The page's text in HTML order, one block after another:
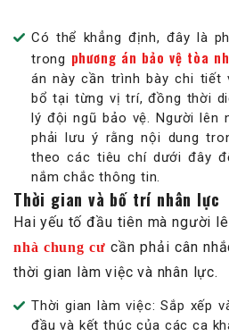
Có thể khẳng định, đây là
trong phương án bảo vệ tòa
án này cần trình bày chi tiết
bổ tại từng vị trí, đồng thời
lý đội ngũ bảo vệ. Người lên
phải lưu ý rằng nội dung
theo các tiêu chí dưới đây
nắm chắc thông tin.
Thời gian và bố trí nhân lực
Hai yếu tố đầu tiên mà người
nhà chung cư cần phải cân
thời gian làm việc và nhân lực.
Thời gian làm việc: Sắp xếp
đầu và kết thúc của các ca